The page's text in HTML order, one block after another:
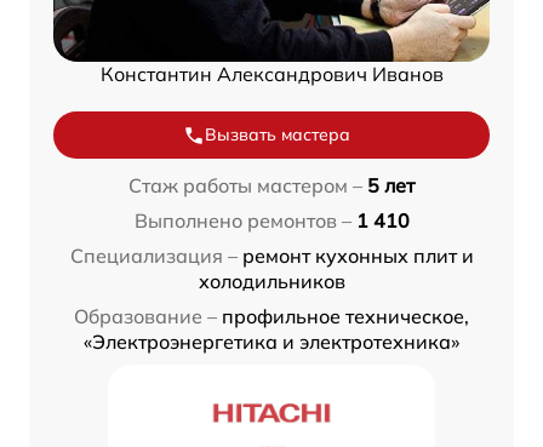
Константин Александрович Иванов
Вызвать мастера
Стаж работы мастером – 5 лет
Выполнено ремонтов – 1 410
Специализация – ремонт кухонных плит и
холодильников
Образование – профильное техническое,
«Электроэнергетика и электротехника»